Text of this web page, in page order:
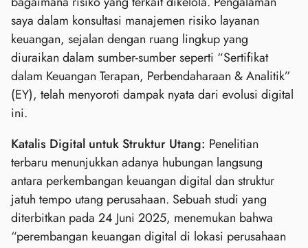
saya dalam konsultasi manajemen risiko layanan
keuangan, sejalan dengan ruang lingkup yang
diuraikan dalam sumber-sumber seperti “Sertifikat
dalam Keuangan Terapan, Perbendaharaan & Analitik”
(EY), telah menyoroti dampak nyata dari evolusi digital
ini.
Katalis Digital untuk Struktur Utang: Penelitian
terbaru menunjukkan adanya hubungan langsung
antara perkembangan keuangan digital dan struktur
jatuh tempo utang perusahaan. Sebuah studi yang
diterbitkan pada 24 Juni 2025, menemukan bahwa
“perembangan keuangan digital di lokasi perusahaan